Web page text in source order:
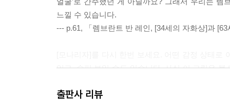
느낄 수 있습니다.
--- p.61, 「렘브란트 반 레인, [34세의 자화상]과
있고, 슬퍼 보일 수도 있습니다. 사실 이 그림은
다. 지금 여러분의 감정은 어떤가요?
출판사 리뷰